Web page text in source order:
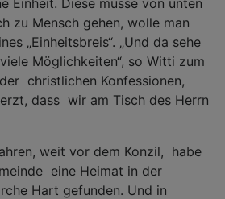
Einheit. Diese müsse von unten
zu Mensch gehen, wolle man
„Einheitsbreis“. „Und da sehe
Möglichkeiten“, so Witti zum
christlichen Konfessionen,
dass wir am Tisch des Herrn
weit vor dem Konzil, habe
eine Heimat in der
Hart gefunden. Und in